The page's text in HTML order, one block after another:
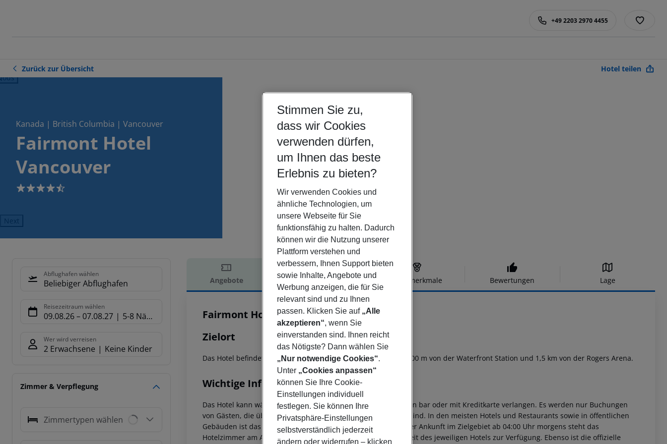
+49 2203 2970 4455
Zurück zur Übersicht Hotel teilen
Kanada | British Columbia | Vancouver
Fairmont Hotel
Vancouver
4.5
Next
Abflughafen wählen
Beliebiger Abflughafen
Reisezeitraum wählen
09.08.26– 07.08.27 5-8 Nächte
Wer wird verreisen
2 Erwachsene Keine Kinder
Zimmer & Verpflegung
Zimmertypen wählen
Angebote Hotelbeschreibung Hotelmerkmale Bewertungen Lage
Hotelbeschreibung
Fairmont Hotel Vancouver
4.5
Zielort
Das Hotel befindet sich 280 m von der Vancouver Art Gallery, 900 m von der Waterfront Station und 1,5 km von der Rogers Arena.
Wichtige Informationen
Das Hotel kann während des Check-in-Prozesses eine Kaution in bar oder mit Kreditkarte verlangen. Es werden nur Buchungen
von Gästen, die über 21 Jahre und im Besitz einer Kreditkarte sind. In den meisten Hotels und Restaurants sowie in öffentlichen
Gebäuden ist das Rauchen komplett untersagt. Bei planmäßiger Ankunft im Zielgebiet ab 04:00 Uhr morgens steht das
Hotelzimmer am Ankunftstag erst ab der offiziellen Check-In-Zeit des jeweiligen Hotels zur Verfügung. Ebenso ist die offizielle
Stimmen Sie zu,
dass wir Cookies
verwenden dürfen,
um Ihnen das beste
Erlebnis zu bieten?
Wir verwenden Cookies und
ähnliche Technologien, um
unsere Webseite für Sie
funktionsfähig zu halten. Dadurch
können wir die Nutzung unserer
Plattform verstehen und
verbessern, Ihnen Support bieten
sowie Inhalte, Angebote und
Werbung anzeigen, die für Sie
relevant sind und zu Ihnen
passen. Klicken Sie auf „Alle
akzeptieren“, wenn Sie
einverstanden sind. Ihnen reicht
das Nötigste? Dann wählen Sie
„Nur notwendige Cookies“.
Unter „Cookies anpassen“
können Sie Ihre Cookie-
Einstellungen individuell
festlegen. Sie können Ihre
Privatsphäre-Einstellungen
selbstverständlich jederzeit
ändern oder widerrufen – klicken